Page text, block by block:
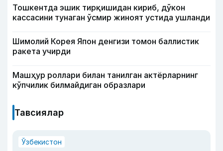
Тошкентда эшик тирқишидан кириб, дўкон
кассасини тунаган ўсмир жиноят устида ушланди
Шимолий Корея Япон денгизи томон баллистик
ракета учирди
Машҳур роллари билан танилган актёрларнинг
кўпчилик билмайдиган образлари
Тавсиялар
Ўзбекистон